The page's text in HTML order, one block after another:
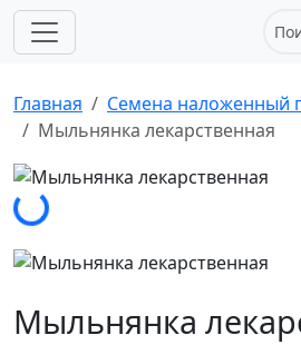
Главная
Cемена наложенный
Мыльнянка лекарственная
Загрузка...
Мыльнянка